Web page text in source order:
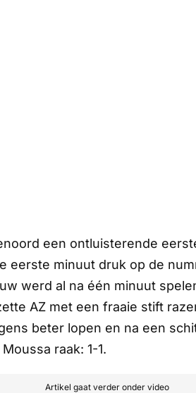
een ontluisterende
eerste minuut druk op de
werd al na één minuut
AZ met een fraaie stift
beter lopen en na een
raak: 1-1.
Artikel gaat verder onder video